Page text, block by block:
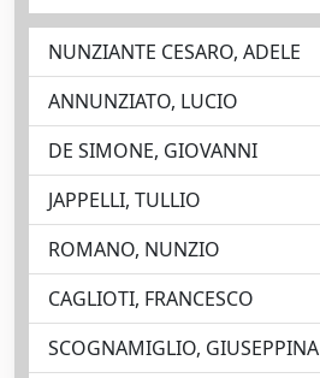
NUNZIANTE CESARO, ADELE
ANNUNZIATO, LUCIO
DE SIMONE, GIOVANNI
JAPPELLI, TULLIO
ROMANO, NUNZIO
CAGLIOTI, FRANCESCO
SCOGNAMIGLIO, GIUSEPPINA